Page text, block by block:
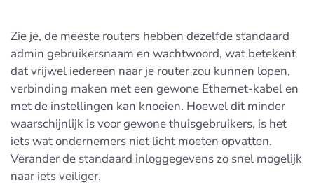
Zie je, de meeste routers hebben dezelfde standaard
admin gebruikersnaam en wachtwoord, wat betekent
dat vrijwel iedereen naar je router zou kunnen lopen,
verbinding maken met een gewone Ethernet-kabel en
met de instellingen kan knoeien. Hoewel dit minder
waarschijnlijk is voor gewone thuisgebruikers, is het
iets wat ondernemers niet licht moeten opvatten.
Verander de standaard inloggegevens zo snel mogelijk
naar iets veiliger.